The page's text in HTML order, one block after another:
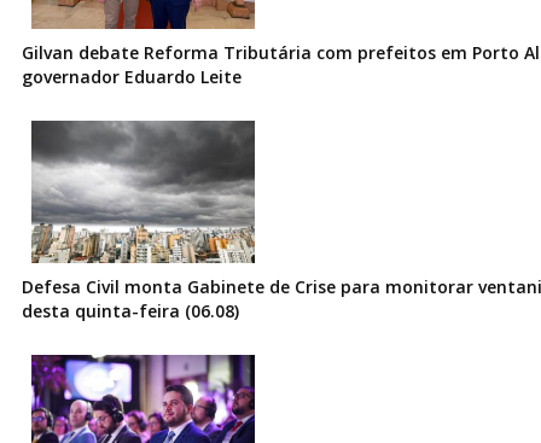
Gilvan debate Reforma Tributária com prefeitos em Porto
governador Eduardo Leite
Defesa Civil monta Gabinete de Crise para monitorar
desta quinta-feira (06.08)